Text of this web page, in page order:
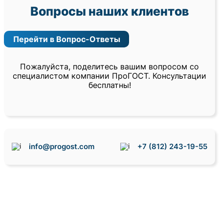
Вопросы наших клиентов
Перейти в Вопрос-Ответы
Пожалуйста, поделитесь вашим вопросом со
специалистом компании ПроГОСТ. Консультации
бесплатны!
info@progost.com +7 (812) 243-19-55